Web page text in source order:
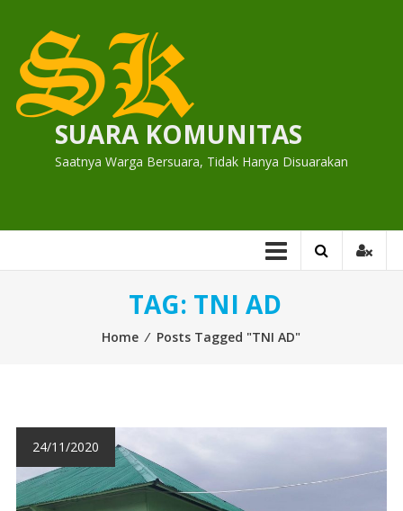
content
SUARA KOMUNITAS
Saatnya Warga Bersuara, Tidak Hanya Disuarakan
TAG: TNI AD
Home ⁄ Posts Tagged "TNI AD"
24/11/2020